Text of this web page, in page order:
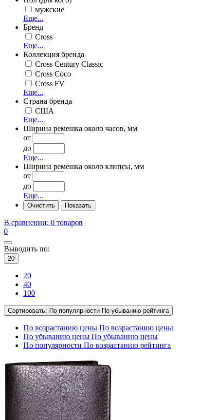
мужские
Еще...
Бренд
Cross
Еще...
Коллекция бренда
Cross Century Classic
Cross Coco
Cross FV
Еще...
Страна бренда
США
Еще...
Ширина ремешка около часов, мм
от
до
Еще...
Ширина ремешка около клипсы, мм
от
до
Еще...
В сравнении: 0 товаров
0
Выводить по:
20
20
40
100
Сортировать: По популярности По убыванию рейтинга
По возрастанию цены По возрастанию цены
По убыванию цены По убыванию цены
По популярности По возрастанию рейтинга